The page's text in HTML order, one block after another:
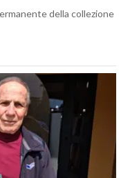
della collezione